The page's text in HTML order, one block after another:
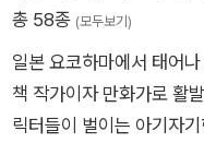
총 58종 (모두보기)
일본 요코하마에서 태어
책 작가이자 만화가로 활
릭터들이 벌이는 아기자